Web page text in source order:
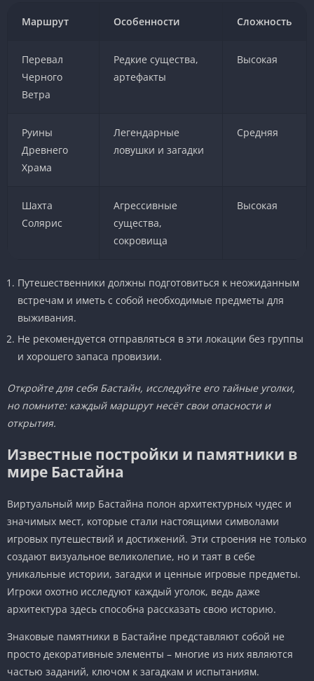
Маршрут Особенности Сложность
Перевал
Черного
Ветра
Редкие существа,
артефакты
Высокая
Руины
Древнего
Храма
Легендарные
ловушки и загадки
Средняя
Шахта
Солярис
Агрессивные
существа,
сокровища
Высокая
Путешественники должны подготовиться к неожиданным
встречам и иметь с собой необходимые предметы для
выживания.
Не рекомендуется отправляться в эти локации без группы
и хорошего запаса провизии.
Откройте для себя Бастайн, исследуйте его тайные уголки,
но помните: каждый маршрут несёт свои опасности и
открытия.
Известные постройки и памятники в
мире Бастайна
Виртуальный мир Бастайна полон архитектурных чудес и
значимых мест, которые стали настоящими символами
игровых путешествий и достижений. Эти строения не только
создают визуальное великолепие, но и таят в себе
уникальные истории, загадки и ценные игровые предметы.
Игроки охотно исследуют каждый уголок, ведь даже
архитектура здесь способна рассказать свою историю.
Знаковые памятники в Бастайне представляют собой не
просто декоративные элементы – многие из них являются
частью заданий, ключом к загадкам и испытаниям.